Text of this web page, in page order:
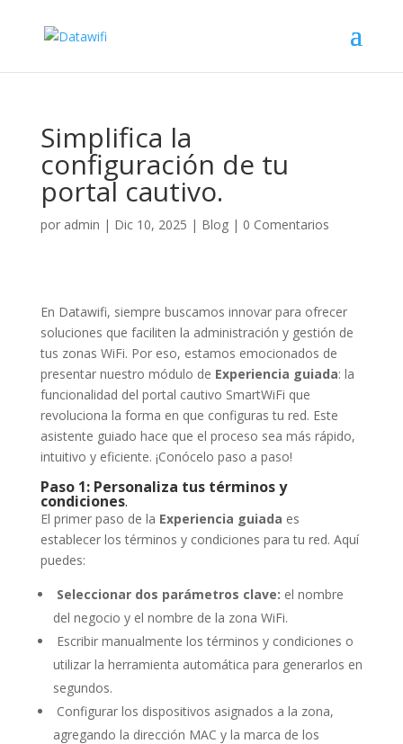
Simplifica la
configuración de tu
portal cautivo.
por admin | Dic 10, 2025 | Blog| 0 Comentarios
En Datawifi, siempre buscamos innovar para ofrecer
soluciones que faciliten la administración y gestión de
tus zonas WiFi. Por eso, estamos emocionados de
presentar nuestro módulo de Experiencia guiada: la
funcionalidad del portal cautivo SmartWiFi que
revoluciona la forma en que configuras tu red. Este
asistente guiado hace que el proceso sea más rápido,
intuitivo y eficiente. ¡Conócelo paso a paso!
Paso 1: Personaliza tus términos y
condiciones.
El primer paso de la Experiencia guiada es
establecer los términos y condiciones para tu red. Aquí
puedes:
Seleccionar dos parámetros clave: el nombre
del negocio y el nombre de la zona WiFi.
Escribir manualmente los términos y condiciones o
utilizar la herramienta automática para generarlos en
segundos.
Configurar los dispositivos asignados a la zona,
agregando la dirección MAC y la marca de los